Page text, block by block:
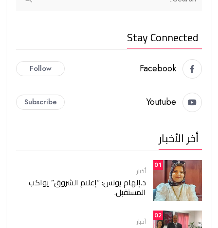
Stay Connected
Facebook
Follow
Youtube
Subscribe
أخر الأخبار
01
أخبار
د.إلهام يونس: “إعلام الشروق” يواكب
المستقبل.
02
أخبار